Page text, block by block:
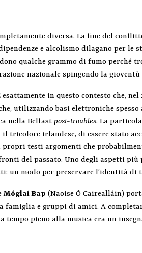
diversa. La fine del
e alcolismo dilagano per le
qualche grammo di fumo perché
nazionale spingendo la
esattamente in questo contesto che,
utilizzando basi elettroniche
nella Belfastpost-troubles. La
il tricolore irlandese, di essere stato
testi argomenti che
del passato. Uno degli aspetti
un modo per preservare l’identità di
Móglaí Bap (Naoise Ó Cairealláin)
famiglia e gruppi di amici. A
pieno alla musica era un